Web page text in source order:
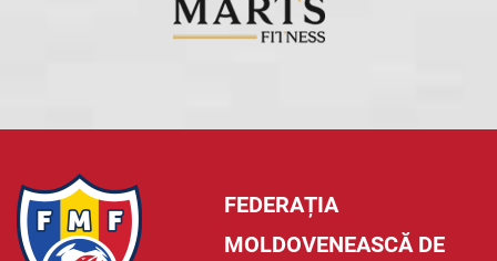
FEDERAȚIA
MOLDOVENEASCĂ DE